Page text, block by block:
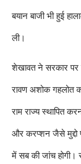
बयान बाजी भी हुई
ली।
शेखावत ने सरकार पर
रावण अशोक गहलोत
राम राज्य स्थापित
और करप्शन जैसे
में सब की जांच